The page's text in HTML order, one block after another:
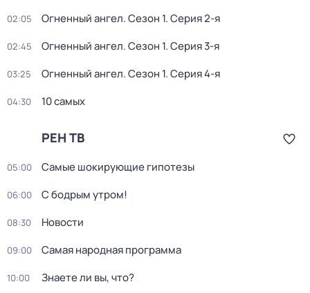
02:05 Огненный ангел. Сезон 1. Серия 2-я
02:45 Огненный ангел. Сезон 1. Серия 3-я
03:25 Огненный ангел. Сезон 1. Серия 4-я
04:30 10 самых
РЕН ТВ
05:00 Самые шoкиpующие гипотезы
06:00 С бодрым утром!
08:30 Новости
09:00 Самая народная программа
10:00 Знаете ли вы, что?